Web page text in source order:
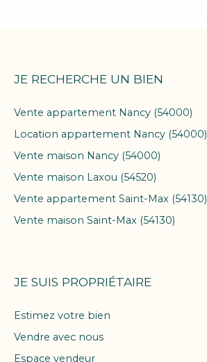
JE RECHERCHE UN BIEN
Vente appartement Nancy (54000)
Location appartement Nancy (54000)
Vente maison Nancy (54000)
Vente maison Laxou (54520)
Vente appartement Saint-Max (54130)
Vente maison Saint-Max (54130)
JE SUIS PROPRIÉTAIRE
Estimez votre bien
Vendre avec nous
Espace vendeur